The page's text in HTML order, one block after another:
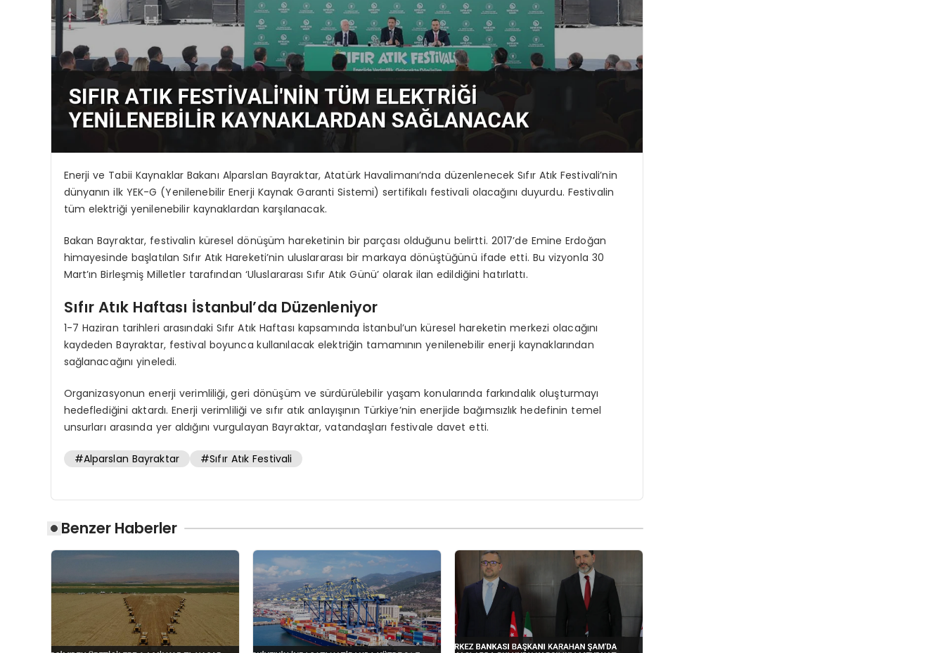
Enerji ve Tabii Kaynaklar Bakanı Alparslan Bayraktar, Atatürk Havalimanı’nda düzenlenecek Sıfır Atık Festivali’nin
dünyanın ilk YEK-G (Yenilenebilir Enerji Kaynak Garanti Sistemi) sertifikalı festivali olacağını duyurdu. Festivalin
tüm elektriği yenilenebilir kaynaklardan karşılanacak.
Bakan Bayraktar, festivalin küresel dönüşüm hareketinin bir parçası olduğunu belirtti. 2017’de Emine Erdoğan
himayesinde başlatılan Sıfır Atık Hareketi’nin uluslararası bir markaya dönüştüğünü ifade etti. Bu vizyonla 30
Mart’ın Birleşmiş Milletler tarafından ‘Uluslararası Sıfır Atık Günü’ olarak ilan edildiğini hatırlattı.
Sıfır Atık Haftası İstanbul’da Düzenleniyor
1-7 Haziran tarihleri arasındaki Sıfır Atık Haftası kapsamında İstanbul’un küresel hareketin merkezi olacağını
kaydeden Bayraktar, festival boyunca kullanılacak elektriğin tamamının yenilenebilir enerji kaynaklarından
sağlanacağını yineledi.
Organizasyonun enerji verimliliği, geri dönüşüm ve sürdürülebilir yaşam konularında farkındalık oluşturmayı
hedeflediğini aktardı. Enerji verimliliği ve sıfır atık anlayışının Türkiye’nin enerjide bağımsızlık hedefinin temel
unsurları arasında yer aldığını vurgulayan Bayraktar, vatandaşları festivale davet etti.
#Alparslan Bayraktar #Sıfır Atık Festivali
Benzer Haberler